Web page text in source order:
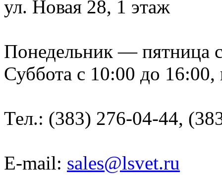
ул. Новая 28, 1 этаж
Понедельник — пятница
Суббота с 10:00 до
Тел.: (383) 276-04-44,
E-mail: sales@lsvet.ru